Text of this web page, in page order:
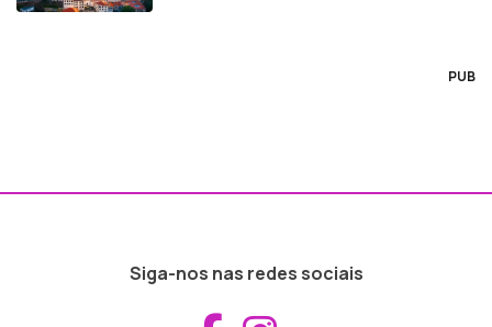
PUB
Siga-nos nas redes sociais